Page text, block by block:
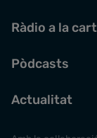
Ràdio a la
Pòdcasts
Actualitat